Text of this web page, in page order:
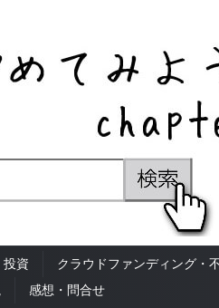
投資 クラウドファンディング・
感想・問合せ